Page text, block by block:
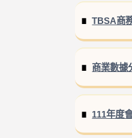
TBSA商
商業數據
111年度